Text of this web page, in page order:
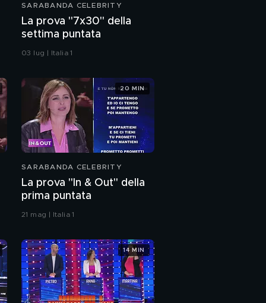
SARABANDA CELEBRITY
La prova "7x30" della
settima puntata
03 lug | Italia 1
SARABANDA CELEBRITY
La prova "In & Out" della
prima puntata
21 mag | Italia 1
20 MIN
14 MIN